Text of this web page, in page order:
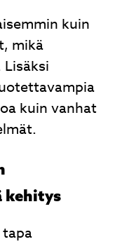
kuin
mikä
kuin vanhat
kehitys